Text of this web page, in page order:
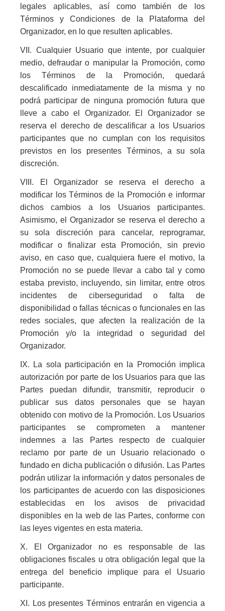
legales aplicables, así como también de los
Términos y Condiciones de la Plataforma del
Organizador, en lo que resulten aplicables.
VII. Cualquier Usuario que intente, por cualquier
medio, defraudar o manipular la Promoción, como
los Términos de la Promoción, quedará
descalificado inmediatamente de la misma y no
podrá participar de ninguna promoción futura que
lleve a cabo el Organizador. El Organizador se
reserva el derecho de descalificar a los Usuarios
participantes que no cumplan con los requisitos
previstos en los presentes Términos, a su sola
discreción.
VIII. El Organizador se reserva el derecho a
modificar los Términos de la Promoción e informar
dichos cambios a los Usuarios participantes.
Asimismo, el Organizador se reserva el derecho a
su sola discreción para cancelar, reprogramar,
modificar o finalizar esta Promoción, sin previo
aviso, en caso que, cualquiera fuere el motivo, la
Promoción no se puede llevar a cabo tal y como
estaba previsto, incluyendo, sin limitar, entre otros
incidentes de ciberseguridad o falta de
disponibilidad o fallas técnicas o funcionales en las
redes sociales, que afecten la realización de la
Promoción y/o la integridad o seguridad del
Organizador.
IX. La sola participación en la Promoción implica
autorización por parte de los Usuarios para que las
Partes puedan difundir, transmitir, reproducir o
publicar sus datos personales que se hayan
obtenido con motivo de la Promoción. Los Usuarios
participantes se comprometen a mantener
indemnes a las Partes respecto de cualquier
reclamo por parte de un Usuario relacionado o
fundado en dicha publicación o difusión. Las Partes
podrán utilizar la información y datos personales de
los participantes de acuerdo con las disposiciones
establecidas en los avisos de privacidad
disponibles en la web de las Partes, conforme con
las leyes vigentes en esta materia.
X. El Organizador no es responsable de las
obligaciones fiscales u otra obligación legal que la
entrega del beneficio implique para el Usuario
participante.
XI. Los presentes Términos entrarán en vigencia a